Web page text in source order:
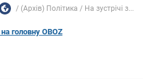
(Архів) Політика На зустрічі з...
головну OBOZ